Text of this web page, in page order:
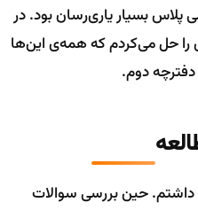
پلاس بسیار یاری‌رسان بود. در
حل می‌کردم که همه‌ی این‌ها
دوم.
حین بررسی سوالات